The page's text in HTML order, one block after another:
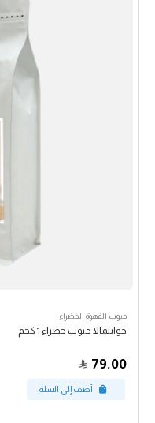
حبوب القهوة الخضراء
جواتيمالا حبوب خضراء 1 كجم
79.00